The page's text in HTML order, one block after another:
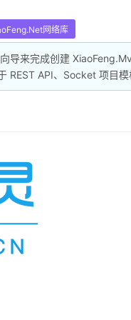
网络库
导来完成创建
REST API、Socket 项目模